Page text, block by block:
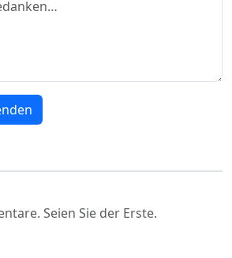
Seien Sie der Erste.